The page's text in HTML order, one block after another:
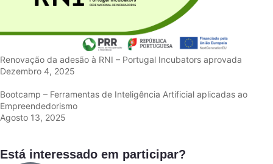
Renovação da adesão à RNI – Portugal Incubators aprovada
Dezembro 4, 2025
Bootcamp – Ferramentas de Inteligência Artificial aplicadas ao
Empreendedorismo
Agosto 13, 2025
Está interessado em participar?